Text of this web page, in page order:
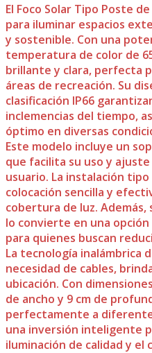
El Foco Solar Tipo Poste
para iluminar espacios
y sostenible. Con una
temperatura de color de
brillante y clara, perfecta
áreas de recreación. Su
clasificación IP66
inclemencias del tiempo,
óptimo en diversas
Este modelo incluye un
que facilita su uso y
usuario. La instalación
colocación sencilla y
cobertura de luz.
lo convierte en una
para quienes buscan
La tecnología inalámbrica
necesidad de cables,
ubicación. Con
de ancho y 9 cm de
perfectamente a
una inversión inteligente
iluminación de calidad y el